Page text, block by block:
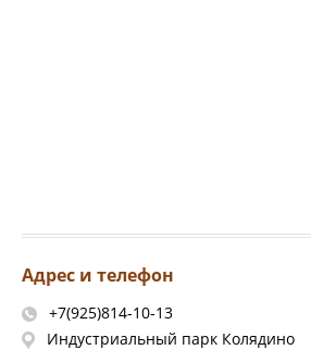
Адрес и телефон
+7(925)814-10-13
Индустриальный парк Колядино